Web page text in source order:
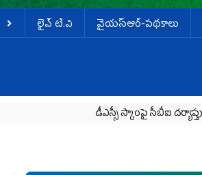
లైవ్ టి.వి వైయస్ఆర్-పథకాలు
డీఎస్సీ స్కాంపై సీబీఐ దర్యాప్తు జరగాల్సిందే